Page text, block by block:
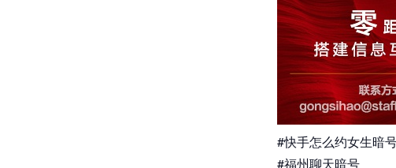
#快手怎么约女生暗
#福州聊天暗号